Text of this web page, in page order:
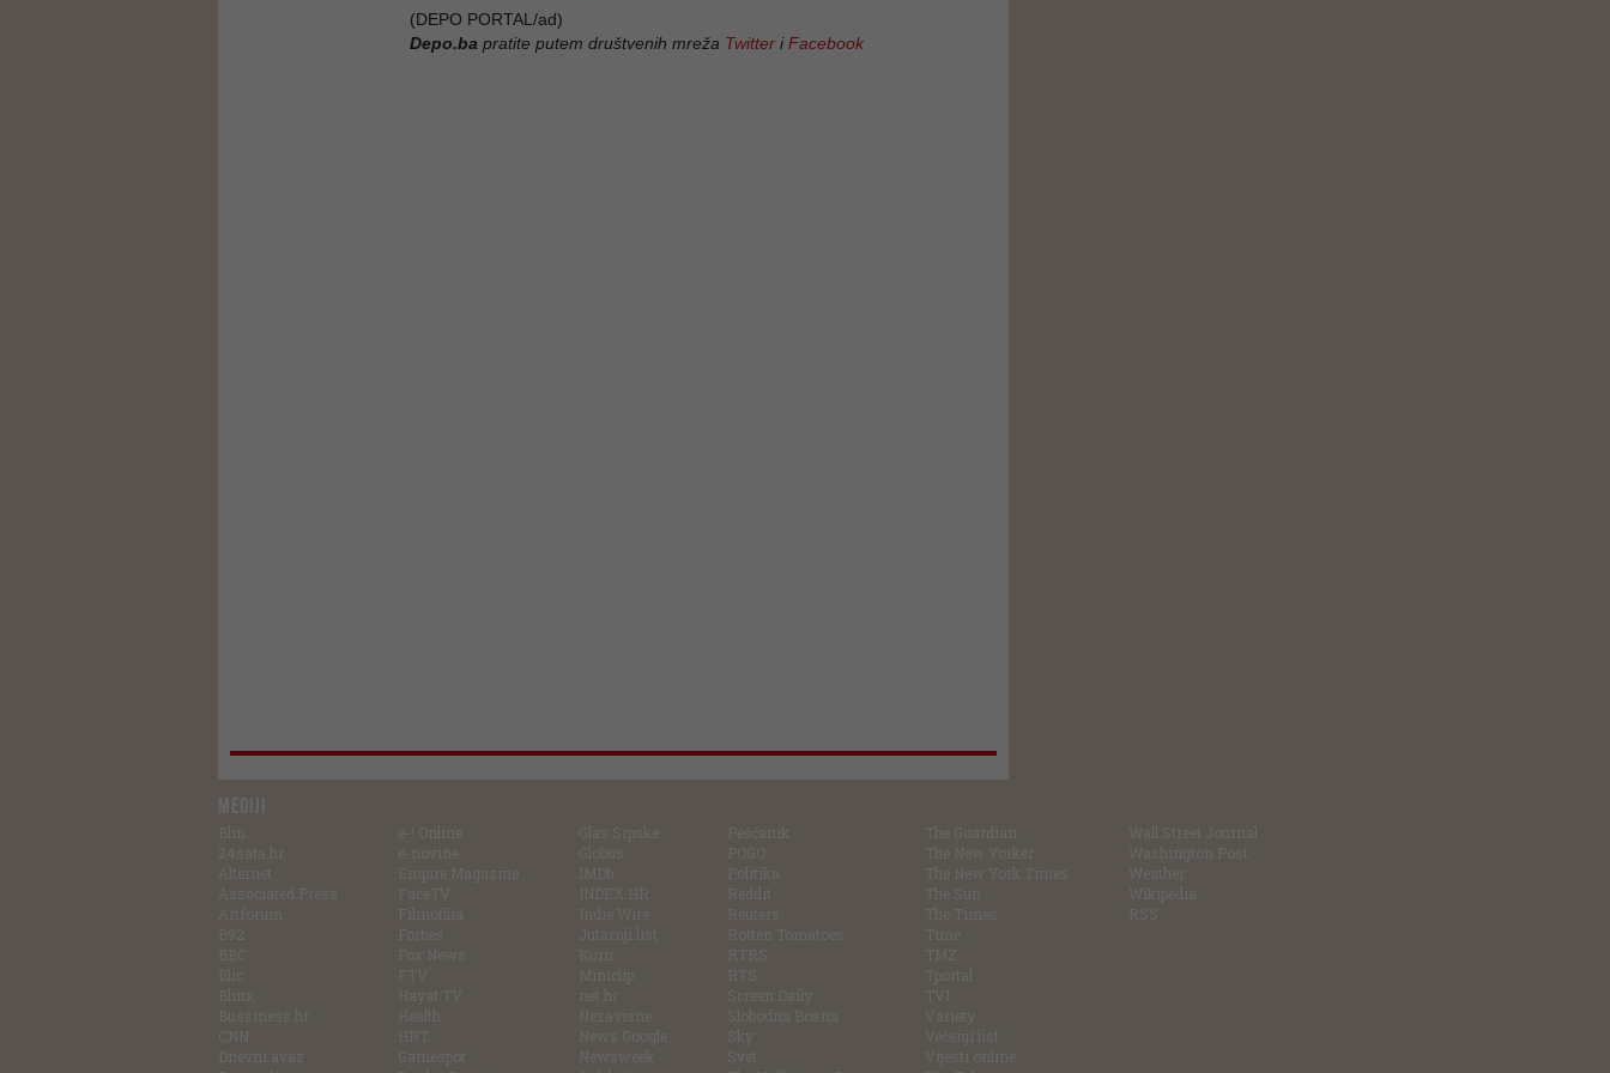
(DEPO PORTAL/ad)
Depo.ba pratite putem društvenih mreža Twitter iFacebook
MEDIJI
Blin
24sata.hr
Alternet
Associated Press
Artforum
B92
BBC
Blic
Blinx
Bussiness.hr
CNN
Dnevni avaz
e-! Online
e-novine
Empire Magazine
FaceTV
Filmofilia
Forbes
Fox News
FTV
Hayat TV
Health
HRT
Gamespot
Glas Srpske
Globus
IMDb
INDEX.HR
Indie Wire
Jutarnji list
Kurir
Miniclip
net.hr
Nezavisne
News Google
Newsweek
Pešćanik
POGO
Politika
Reddit
Reuters
Rotten Tomatoes
RTRS
RTS
Screen Daily
Slobodna Bosna
Sky
Svet
The Guardian
The New Yorker
The New York Times
The Sun
The Times
Time
TMZ
Tportal
TV1
Variety
Večenji list
Vijesti online
Wall Street Journal
Washington Post
Weather
Wikipedia
RSS